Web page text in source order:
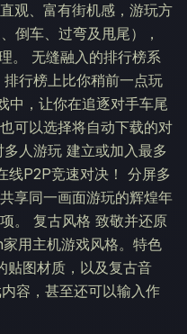
观、富有街机感，游玩方
倒车、过弯及甩尾），
。 无缝融入的排行榜系
行榜上比你稍前一点玩
中，让你在追逐对手车尾
可以选择将自动下载的对
人游玩 建立或加入最多
线P2P竞速对决！ 分屏多
享同一画面游玩的辉煌年
。 复古风格 致敬并还原
用主机游戏风格。特色
图材质，以及复古音
容，甚至还可以输入作